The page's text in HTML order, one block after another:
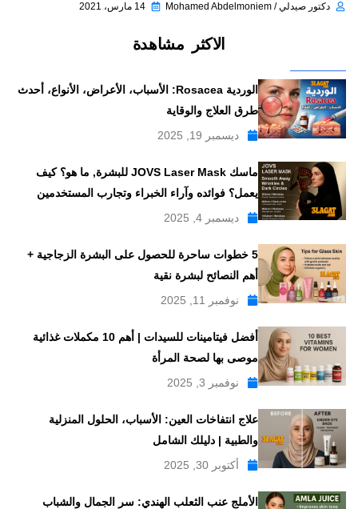
دكتور صيدلي / Mohamed Abdelmoniem 14 مارس، 2021
الاكثر مشاهدة
الوردية Rosacea: الأسباب، الأعراض، الأنواع، أحدث
طرق العلاج والوقاية
ديسمبر 19, 2025
ماسك JOVS Laser Mask للبشرة, ما هو؟ كيف
يعمل؟ فوائده وآراء الخبراء وتجارب المستخدمين
ديسمبر 4, 2025
5 خطوات ساحرة للحصول على البشرة الزجاجية +
أهم النصائح لبشرة نقية
نوفمبر 11, 2025
أفضل فيتامينات للسيدات | أهم 10 مكملات غذائية
موصى بها لصحة المرأة
نوفمبر 3, 2025
علاج انتفاخات العين: الأسباب، الحلول المنزلية
والطبية | دليلك الشامل
أكتوبر 30, 2025
الأملج عنب الثعلب الهندي: سر الجمال والشباب